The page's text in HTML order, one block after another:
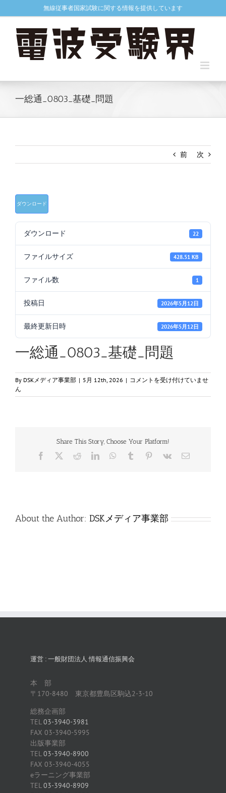
to
無線従事者国家試験に関する情報を提供しています
一総通_0803_基礎_問題
前 次
ダウンロード
ダウンロード 22
ファイルサイズ 428.51 KB
ファイル数 1
投稿日 2026年5月12日
最終更新日時 2026年5月12日
一総通_0803_基礎_問題
By DSKメディア事業部 | 5月 12th, 2026 | 一
通
問
題
は
コメントを受け付けていませ
ん
Share This Story, Choose Your Platform!
Facebook RedditLinkedInWhatsApp
Tumblr Pinterest
Vk
電
About the Author: DSKメディア事業部
運営 : 一般財団法人 情報通信振興会
本 部
〒170-8480 東京都豊島区駒込2-3-10
総務企画部
TEL03-3940-3981
FAX 03-3940-5995
出版事業部
TEL03-3940-8900
FAX 03-3940-4055
eラーニング事業部
TEL03-3940-8909